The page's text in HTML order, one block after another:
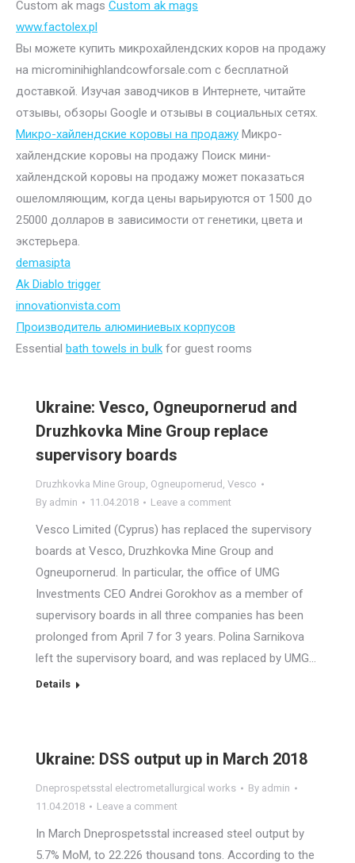
Custom ak mags Custom ak mags
www.factolex.pl
Вы можете купить микрохайлендских коров на продажу
на microminihighlandcowforsale.com с бесплатной
доставкой. Изучая заводчиков в Интернете, читайте
отзывы, обзоры Google и отзывы в социальных сетях.
Микро-хайлендские коровы на продажу Микро-
хайлендские коровы на продажу Поиск мини-
хайлендской коровы на продажу может показаться
ошеломляющим, когда цены варьируются от 1500 до
25000 долларов в зависимости от генетики, цвета и
экстерьера.
demasipta
Ak Diablo trigger
innovationvista.com
Производитель алюминиевых корпусов
Essential bath towels in bulk for guest rooms
Ukraine: Vesco, Ogneupornerud and
Druzhkovka Mine Group replace
supervisory boards
Druzhkovka Mine Group, Ogneupornerud , Vesco
By admin 11.04.2018 Leave a comment
Vesco Limited (Cyprus) has replaced the supervisory
boards at Vesco, Druzhkovka Mine Group and
Ogneupornerud. In particular, the office of UMG
Investments CEO Andrei Gorokhov as a member of
supervisory boards in all three companies has been
prolonged from April 7 for 3 years. Polina Sarnikova
left the supervisory board, and was replaced by UMG…
Details
Ukraine: DSS output up in March 2018
Dneprospetsstal electrometallurgical works By admin
11.04.2018
Leave a comment
In March Dneprospetsstal increased steel output by
5.7% MoM, to 22.226 thousand tons. According to the